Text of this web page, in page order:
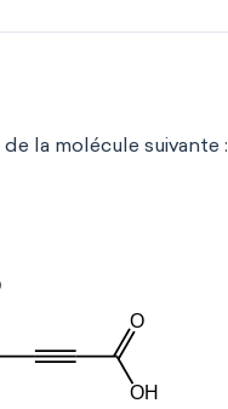
la molécule suivante :